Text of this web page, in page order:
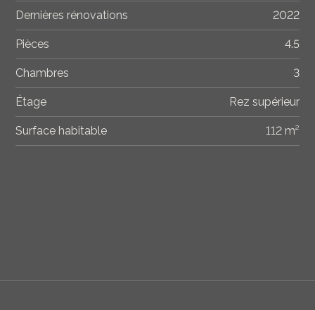
Dernières rénovations 2022
Pièces 4.5
Chambres 3
Étage Rez supérieur
Surface habitable 112 m²